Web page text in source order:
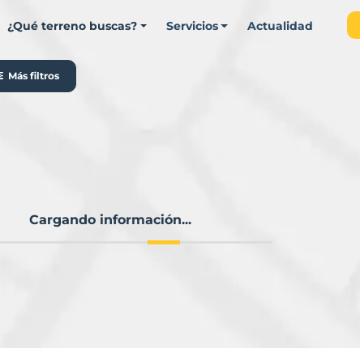
¿Qué terreno buscas? Servicios Actualidad
Más filtros
Cargando información...